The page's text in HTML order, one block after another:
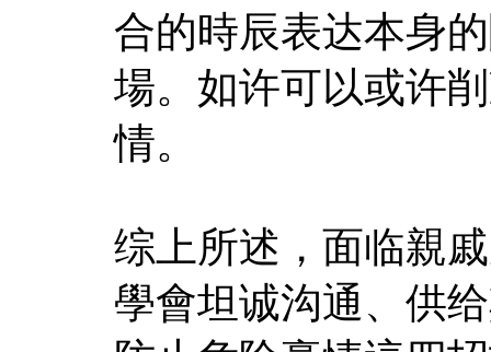
合的時辰表达本身
場。如许可以或许
情。
综上所述，面临親
學會坦诚沟通、供